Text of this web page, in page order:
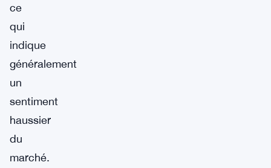
ce
qui
indique
généralement
un
sentiment
haussier
du
marché.